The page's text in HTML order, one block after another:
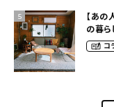
5
【あ
の暮ら
（
コ